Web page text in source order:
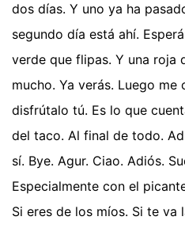
dos días. Y uno ya ha
segundo día está ahí.
verde que flipas. Y una roja
mucho. Ya verás. Luego me
disfrútalo tú. Es lo que
del taco. Al final de todo.
sí. Bye. Agur. Ciao. Adiós.
Especialmente con el
Si eres de los míos. Si te va